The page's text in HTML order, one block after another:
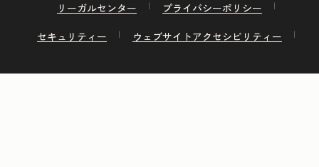
リーガルセンター
プライバシーポリシー
セキュリティー
ウェブサイトアクセシビリティー